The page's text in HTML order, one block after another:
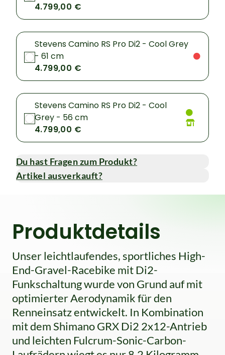
4.799,00 €
Stevens Camino RS Pro Di2 - Cool Grey
- 61 cm
4.799,00 €
Stevens Camino RS Pro Di2 - Cool
Grey - 56 cm
4.799,00 €
Du hast Fragen zum Produkt?
Artikel ausverkauft?
Produktdetails
Unser leichtlaufendes, sportliches High-
End-Gravel-Racebike mit Di2-
Funkschaltung wurde von Grund auf mit
optimierter Aerodynamik für den
Renneinsatz entwickelt. In Kombination
mit dem Shimano GRX Di2 2x12-Antrieb
und leichten Fulcrum-Sonic-Carbon-